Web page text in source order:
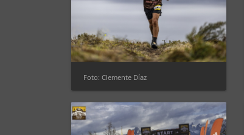
Foto: Clemente Díaz